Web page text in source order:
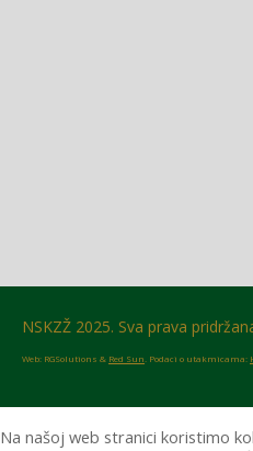
NSKZŽ 2025. Sva prava
Web: RGSolutions & Red Sun. Podaci o utakmicama:
Na našoj web stranici koristimo